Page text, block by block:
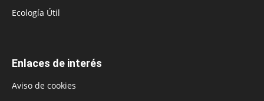
Ecología Útil
Enlaces de interés
Aviso de cookies